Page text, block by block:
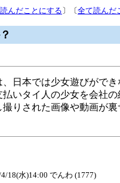
んだことにする 〕〔全て読んだ
日本では少女遊びがで
いタイ人の少女を会社の
りされた画像や動画が裏
18(水)14:00 でんわ (1777)